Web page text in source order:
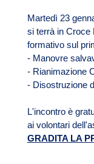
Martedì 23
si terrà in Croce
formativo sul
- Manovre
- Rianimazione
- Disostruzione
L'incontro è
ai volontari
GRADITA LA